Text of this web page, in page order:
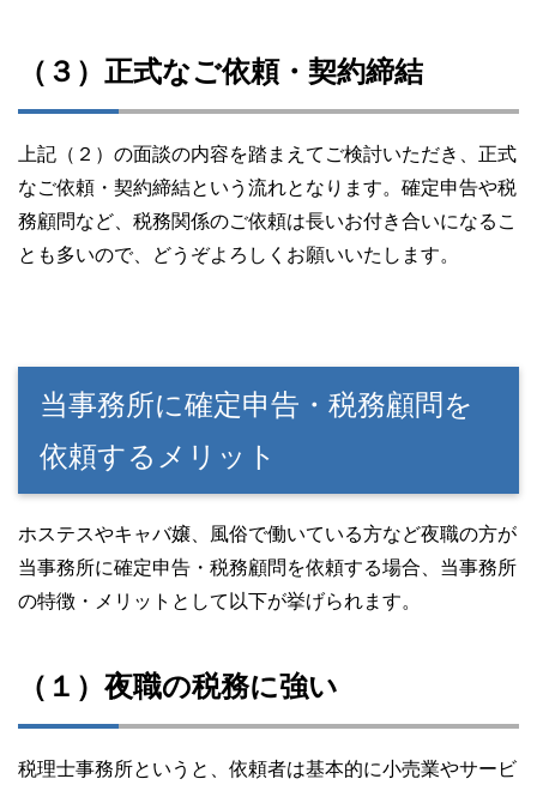
（３）正式なご依頼・契約締結
上記（２）の面談の内容を踏まえてご検討いただき、正式
なご依頼・契約締結という流れとなります。確定申告や税
務顧問など、税務関係のご依頼は長いお付き合いになるこ
とも多いので、どうぞよろしくお願いいたします。
当事務所に確定申告・税務顧問を
依頼するメリット
ホステスやキャバ嬢、風俗で働いている方など夜職の方が
当事務所に確定申告・税務顧問を依頼する場合、当事務所
の特徴・メリットとして以下が挙げられます。
（１）夜職の税務に強い
税理士事務所というと、依頼者は基本的に小売業やサービ